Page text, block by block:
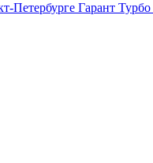
Петербурге Гарант Турбо